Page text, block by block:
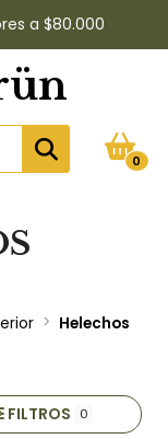
a $80.000
0
Helechos
FILTROS 0